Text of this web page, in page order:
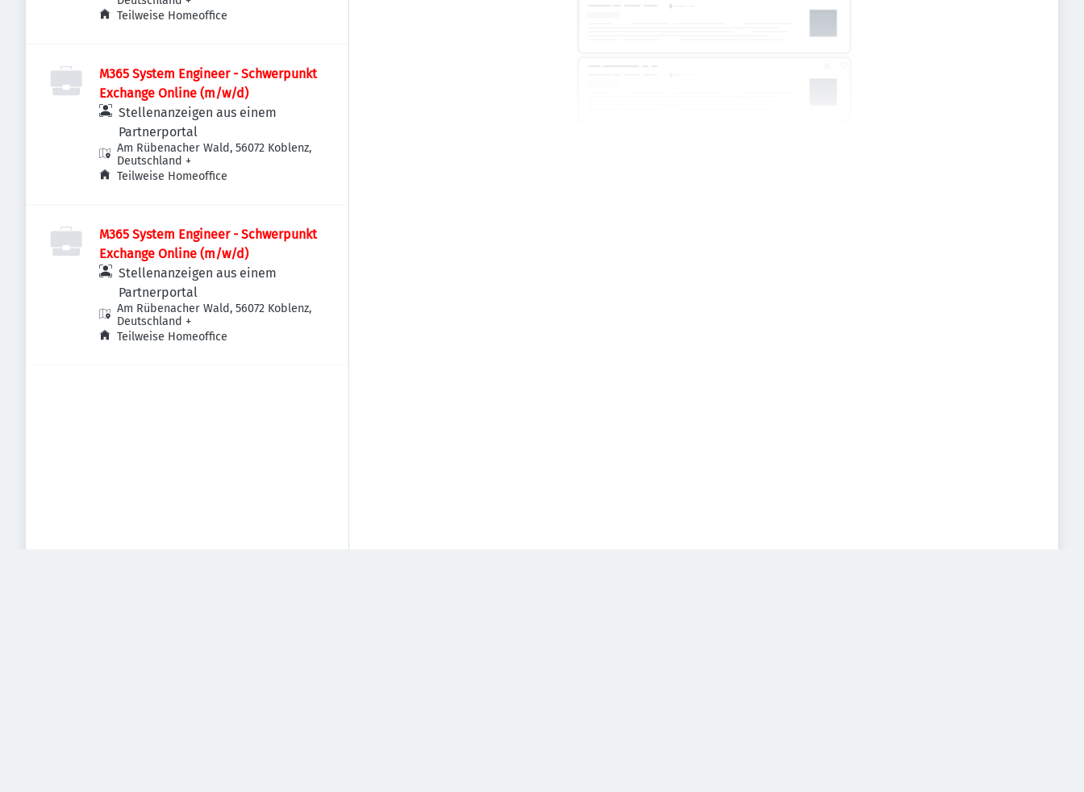
Teilweise Homeoffice
M365 System Engineer - Schwerpunkt
Exchange Online (m/w/d)
Stellenanzeigen aus einem
Partnerportal
Am Rübenacher Wald, 56072 Koblenz,
Deutschland +
Teilweise Homeoffice
M365 System Engineer - Schwerpunkt
Exchange Online (m/w/d)
Stellenanzeigen aus einem
Partnerportal
Am Rübenacher Wald, 56072 Koblenz,
Deutschland +
Teilweise Homeoffice